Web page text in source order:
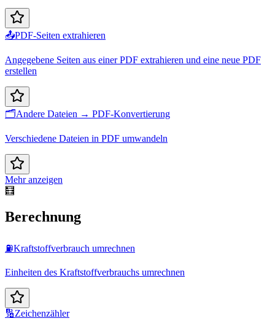
📤PDF-Seiten extrahieren
Angegebene Seiten aus einer PDF extrahieren und eine neue PDF
erstellen
🗂️Andere Dateien → PDF-Konvertierung
Verschiedene Dateien in PDF umwandeln
Mehr anzeigen
🧮
Berechnung
⛽Kraftstoffverbrauch umrechnen
Einheiten des Kraftstoffverbrauchs umrechnen
🔢Zeichenzähler